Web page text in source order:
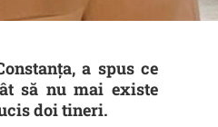
a spus ce
să nu mai existe
doi tineri.